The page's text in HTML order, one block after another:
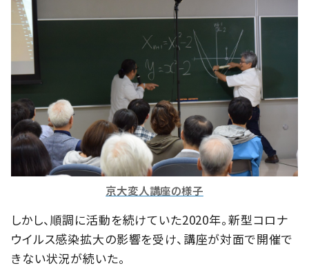
京大変人講座の様子
しかし、順調に活動を続けていた2020年。新型コロナ
ウイルス感染拡大の影響を受け、講座が対面で開催で
きない状況が続いた。